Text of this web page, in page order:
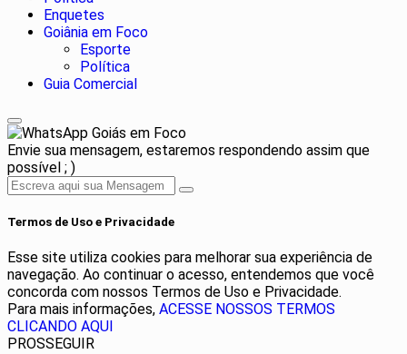
Enquetes
Goiânia em Foco
Esporte
Política
Guia Comercial
Goiás em Foco
Envie sua mensagem, estaremos respondendo assim que
possível ; )
Termos de Uso e Privacidade
Esse site utiliza cookies para melhorar sua experiência de
navegação. Ao continuar o acesso, entendemos que você
concorda com nossos Termos de Uso e Privacidade.
Para mais informações, ACESSE NOSSOS TERMOS
CLICANDO AQUI
PROSSEGUIR